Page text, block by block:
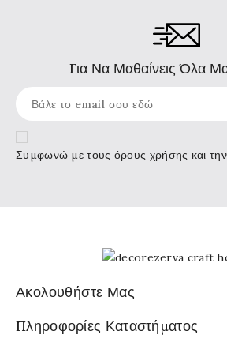
Για Να Μαθαίνεις Όλα
Συμφωνώ με τους όρους χρήσης και
Ακολουθήστε Μας
Πληροφορίες Καταστήματος